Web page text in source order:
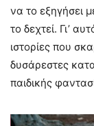
να το εξηγήσει
το δεχτεί. Γι’
ιστορίες που
δυσάρεστες
παιδικής